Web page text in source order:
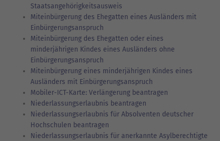
Staatsangehörigkeitsausweis
Miteinbürgerung des Ehegatten eines Ausländers mit
Einbürgerungsanspruch
Miteinbürgerung des Ehegatten oder eines
minderjährigen Kindes eines Ausländers ohne
Einbürgerungsanspruch
Miteinbürgerung eines minderjährigen Kindes eines
Ausländers mit Einbürgerungsanspruch
Mobiler-ICT-Karte: Verlängerung beantragen
Niederlassungserlaubnis beantragen
Niederlassungserlaubnis für Absolventen deutscher
Hochschulen beantragen
Niederlassungserlaubnis für anerkannte Asylberechtigte